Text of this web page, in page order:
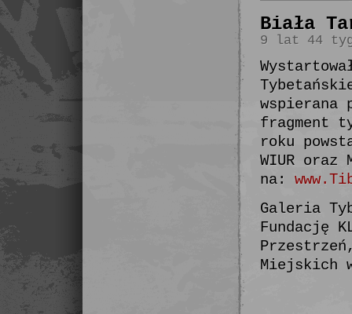
Biała
9 lat 44
wspierana
fragment
roku
WIUR oraz
na:
Galeria
Fundację
Miejskich